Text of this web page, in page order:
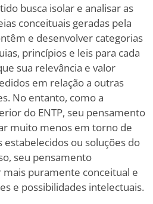
busca isolar e analisar as
conceituais geradas pela
e desenvolver categorias
princípios e leis para cada
sua relevância e valor
em relação a outras
No entanto, como a
do ENTP, seu pensamento
muito menos em torno de
ou soluções do
seu pensamento
puramente conceitual e
e possibilidades intelectuais.